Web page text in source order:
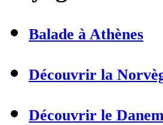
Balade à Athènes
Découvrir la
Découvrir le